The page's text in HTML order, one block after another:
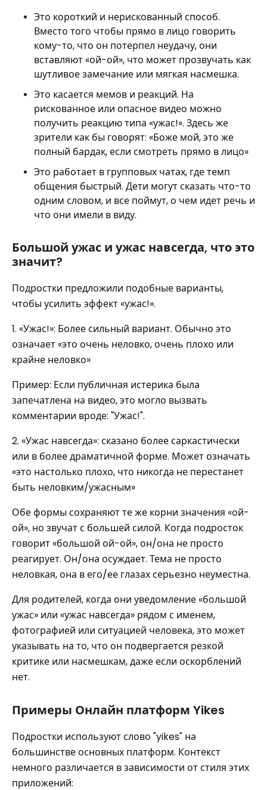
Это короткий и нерискованный способ.
Вместо того чтобы прямо в лицо говорить
кому-то, что он потерпел неудачу, они
вставляют «ой-ой», что может прозвучать как
шутливое замечание или мягкая насмешка.
Это касается мемов и реакций. На
рискованное или опасное видео можно
получить реакцию типа «ужас!». Здесь же
зрители как бы говорят: «Боже мой, это же
полный бардак, если смотреть прямо в лицо»
Это работает в групповых чатах, где темп
общения быстрый. Дети могут сказать что-то
одним словом, и все поймут, о чем идет речь и
что они имели в виду.
Большой ужас и ужас навсегда, что это
значит?
Подростки предложили подобные варианты,
чтобы усилить эффект «ужас!».
1. «Ужас!»: Более сильный вариант. Обычно это
означает «это очень неловко, очень плохо или
крайне неловко»
Пример: Если публичная истерика была
запечатлена на видео, это могло вызвать
комментарии вроде: "Ужас!".
2. «Ужас навсегда»: сказано более саркастически
или в более драматичной форме. Может означать
«это настолько плохо, что никогда не перестанет
быть неловким/ужасным»
Обе формы сохраняют те же корни значения «ой-
ой», но звучат с большей силой. Когда подросток
говорит «большой ой-ой», он/она не просто
реагирует. Он/она осуждает. Тема не просто
неловкая, она в его/ее глазах серьезно неуместна.
Для родителей, когда они уведомление «большой
ужас» или «ужас навсегда» рядом с именем,
фотографией или ситуацией человека, это может
указывать на то, что он подвергается резкой
критике или насмешкам, даже если оскорблений
нет.
Примеры Онлайн платформ Yikes
Подростки используют слово "yikes" на
большинстве основных платформ. Контекст
немного различается в зависимости от стиля этих
приложений: